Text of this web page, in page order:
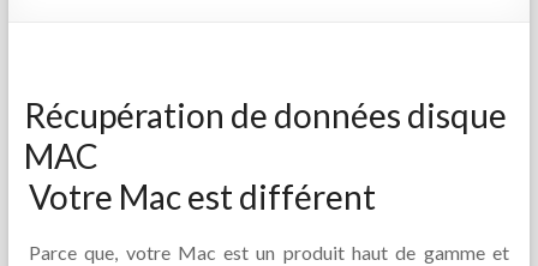
Récupération de données disque
MAC
Votre Mac est différent
Parce que, votre Mac est un produit haut de gamme et